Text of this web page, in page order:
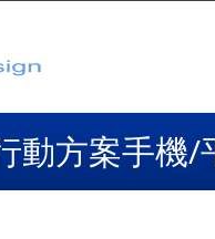
動方案手機/